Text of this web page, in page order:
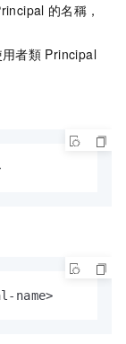
的名稱，
者類 Principal
name>